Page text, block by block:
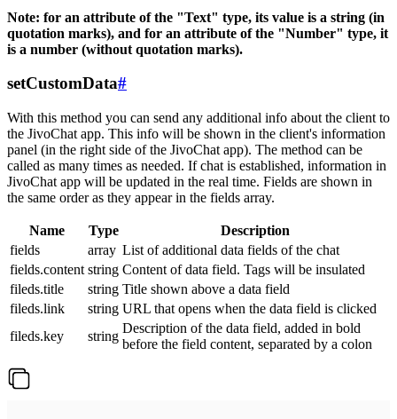
Note: for an attribute of the "Text" type, its value is a string (in
quotation marks), and for an attribute of the "Number" type, it
is a number (without quotation marks).
setCustomData#
With this method you can send any additional info about the client to
the JivoChat app. This info will be shown in the client's information
panel (in the right side of the JivoChat app). The method can be
called as many times as needed. If chat is established, information in
JivoChat app will be updated in the real time. Fields are shown in
the same order as they appear in the fields array.
Name Type
Description
fields
array List of additional data fields of the chat
fields.content string Content of data field. Tags will be insulated
fileds.title
string Title shown above a data field
fileds.link
string URL that opens when the data field is clicked
fileds.key
string
Description of the data field, added in bold
before the field content, separated by a colon